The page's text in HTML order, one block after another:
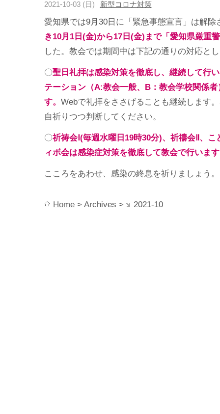
2021-10-03 (日) 新型コロナ対策
愛知県では9月30日に「緊急事態宣言」は解除
き10月1日(金)から17日(金)まで「愛知県厳重
した。教会では期間中は下記の通りの対応と
〇聖日礼拝は感染対策を徹底し、継続して行
テーション（A:教会一般、B：教会学校関係
す。 Webで礼拝をささげることも継続します
自祈りつつ判断してください。
〇祈祷会Ⅰ(毎週水曜日19時30分)、祈禱会Ⅱ、
ィボ会は感染症対策を徹底して教会で行いま
こころをあわせ、感染の終息を祈りましょう。
Home > Archives > 2021-10